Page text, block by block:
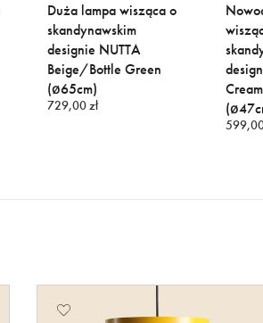
Duża lampa wisząca o
skandynawskim
designie NUTTA
Beige/Bottle Green
(ø65cm)
729,00 zł